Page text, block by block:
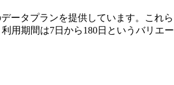
ータプランを提供しています。これら
用期間は7日から180日というバリエー